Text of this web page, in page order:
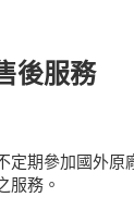
後服務
定期參加國外原
服務。